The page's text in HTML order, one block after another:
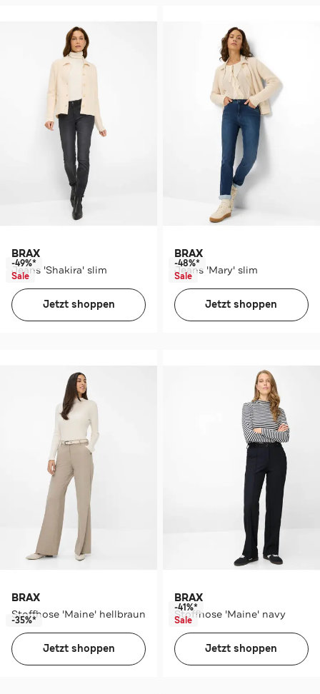
BRAX
Jeans 'Shakira' slim
-49%*
Sale
Jetzt shoppen
BRAX
Jeans 'Mary' slim
-48%*
Sale
Jetzt shoppen
BRAX
Stoffhose 'Maine' hellbraun
-35%*
Jetzt shoppen
BRAX
Stoffhose 'Maine' navy
-41%*
Sale
Jetzt shoppen